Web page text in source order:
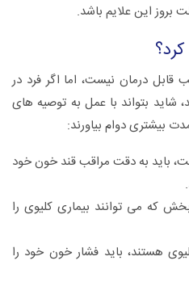
بروز این علایم باشد.
قابل درمان نیست، اما اگر فرد در
شاید بتواند با عمل به توصیه های
بیشتری دوام بیاورند:
باید به دقت مراقب قند خون خود
که می توانند بیماری کلیوی را
هستند، باید فشار خون خود را